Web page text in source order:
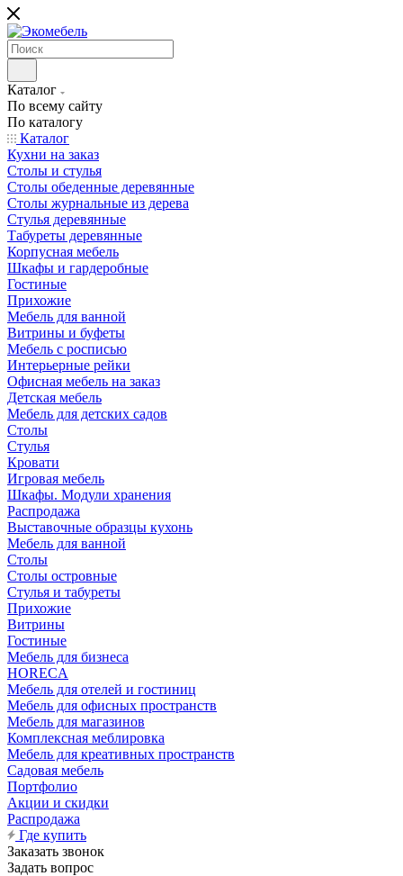
Каталог
По всему сайту
По каталогу
Каталог
Кухни на заказ
Столы и стулья
Столы обеденные деревянные
Столы журнальные из дерева
Стулья деревянные
Табуреты деревянные
Корпусная мебель
Шкафы и гардеробные
Гостиные
Прихожие
Мебель для ванной
Витрины и буфеты
Мебель с росписью
Интерьерные рейки
Офисная мебель на заказ
Детская мебель
Мебель для детских садов
Столы
Стулья
Кровати
Игровая мебель
Шкафы. Модули хранения
Распродажа
Выставочные образцы кухонь
Мебель для ванной
Столы
Столы островные
Стулья и табуреты
Прихожие
Витрины
Гостиные
Мебель для бизнеса
HORECA
Мебель для отелей и гостиниц
Мебель для офисных пространств
Мебель для магазинов
Комплексная меблировка
Мебель для креативных пространств
Садовая мебель
Портфолио
Акции и скидки
Распродажа
Где купить
Заказать звонок
Задать вопрос